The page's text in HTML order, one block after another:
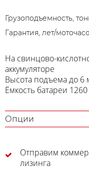
Грузоподъемность,
Гарантия, лет/
На свинцово-
аккумуляторе
Высота подъема до 6
Ёмкость батареи
Опции
Отправим
лизинга